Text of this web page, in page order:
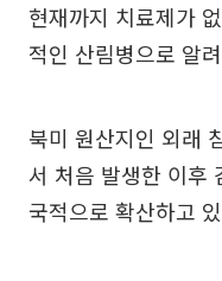
현재까지 치료제가
적인 산림병으로 알
북미 원산지인 외래
서 처음 발생한 이후
국적으로 확산하고